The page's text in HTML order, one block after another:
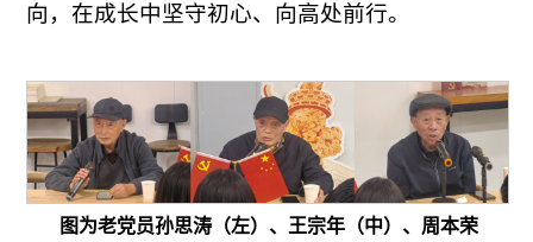
向，在成长中坚守初心、向高处前行。
图为老党员孙思涛（左）、王宗年（中）、周本荣